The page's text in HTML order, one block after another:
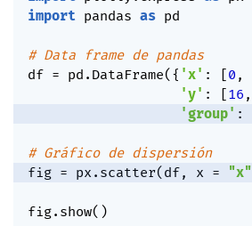
import pandas as pd
# Data frame de pandas
df = pd . DataFrame( { 'x' : [0 ,
'y' : [16 ,
'group' :
# Gráfico de dispersión
fig = px . scatter( df, x = "x"
fig. show( )